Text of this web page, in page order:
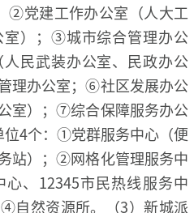
②党建工作办公室（人大工
）；③城市综合管理办公
民武装办公室、民政办公
理办公室；⑥社区发展办公
室）；⑦综合保障服务办公
位4个：①党群服务中心（便
站）；②网格化管理服务中
、12345市民热线服务中
自然资源所。（3）新城派